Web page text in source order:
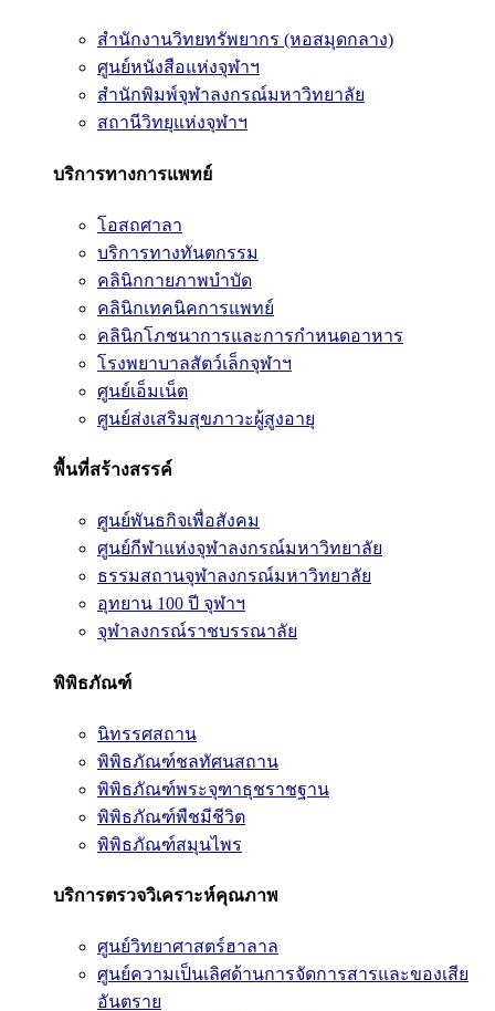
สำนักงานวิทยทรัพยากร (หอสมุดกลาง)
ศูนย์หนังสือแห่งจุฬาฯ
สำนักพิมพ์จุฬาลงกรณ์มหาวิทยาลัย
สถานีวิทยุแห่งจุฬาฯ
บริการทางการแพทย์
โอสถศาลา
บริการทางทันตกรรม
คลินิกกายภาพบำบัด
คลินิกเทคนิคการแพทย์
คลินิกโภชนาการและการกำหนดอาหาร
โรงพยาบาลสัตว์เล็กจุฬาฯ
ศูนย์เอ็มเน็ต
ศูนย์ส่งเสริมสุขภาวะผู้สูงอายุ
พื้นที่สร้างสรรค์
ศูนย์พันธกิจเพื่อสังคม
ศูนย์กีฬาแห่งจุฬาลงกรณ์มหาวิทยาลัย
ธรรมสถานจุฬาลงกรณ์มหาวิทยาลัย
อุทยาน 100 ปี จุฬาฯ
จุฬาลงกรณ์ราชบรรณาลัย
พิพิธภัณฑ์
นิทรรศสถาน
พิพิธภัณฑ์ชลทัศนสถาน
พิพิธภัณฑ์พระจุฑาธุชราชฐาน
พิพิธภัณฑ์พืชมีชีวิต
พิพิธภัณฑ์สมุนไพร
บริการตรวจวิเคราะห์คุณภาพ
ศูนย์วิทยาศาสตร์ฮาลาล
ศูนย์ความเป็นเลิศด้านการจัดการสารและของเสีย
อันตราย